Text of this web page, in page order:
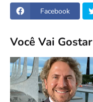
Facebook
Você Vai Gostar